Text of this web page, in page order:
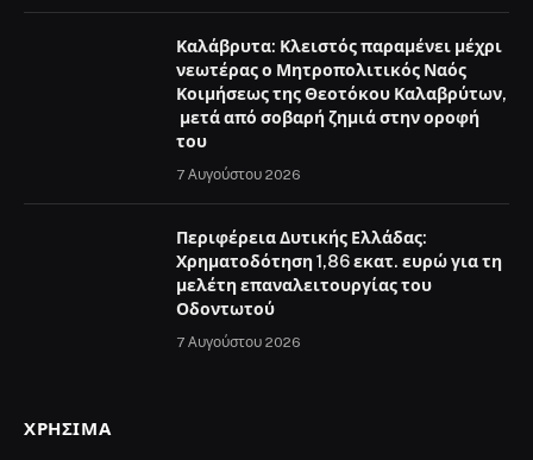
Καλάβρυτα: Κλειστός παραμένει μέχρι
νεωτέρας ο Μητροπολιτικός Ναός
Κοιμήσεως της Θεοτόκου Καλαβρύτων,
μετά από σοβαρή ζημιά στην οροφή
του
7 Αυγούστου 2026
Περιφέρεια Δυτικής Ελλάδας:
Χρηματοδότηση 1,86 εκατ. ευρώ για τη
μελέτη επαναλειτουργίας του
Οδοντωτού
7 Αυγούστου 2026
ΧΡΉΣΙΜΑ